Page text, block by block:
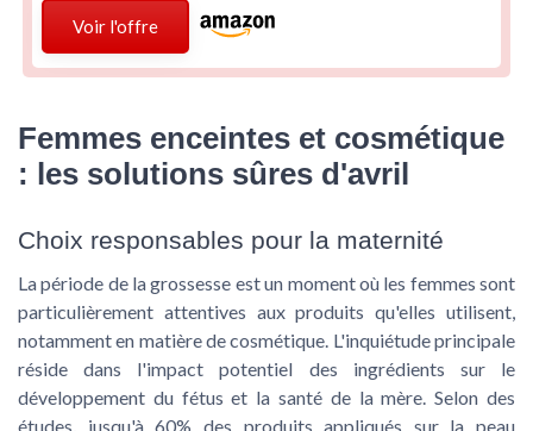
Voir l'offre
Femmes enceintes et cosmétique
: les solutions sûres d'avril
Choix responsables pour la maternité
La période de la grossesse est un moment où les femmes sont
particulièrement attentives aux produits qu'elles utilisent,
notamment en matière de cosmétique. L'inquiétude principale
réside dans l'impact potentiel des ingrédients sur le
développement du fétus et la santé de la mère. Selon des
études, jusqu'à 60% des produits appliqués sur la peau